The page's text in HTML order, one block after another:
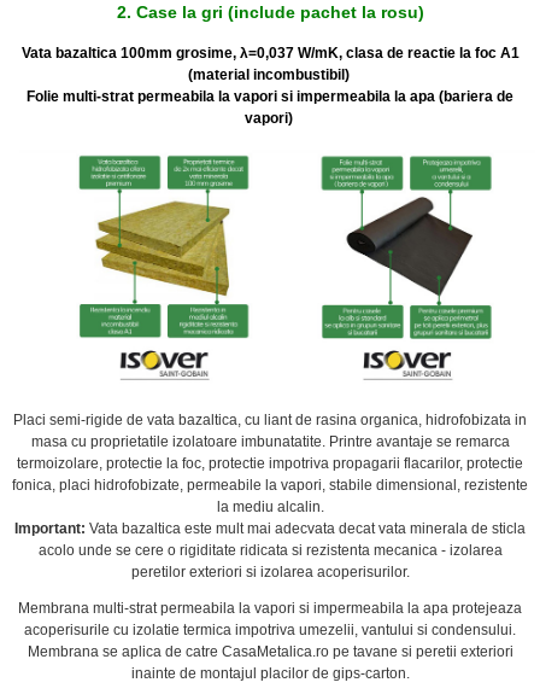
2. Case la gri (include pachet la rosu)
Vata bazaltica 100mm grosime, λ=0,037 W/mK, clasa de reactie la foc A1
(material incombustibil)
Folie multi-strat permeabila la vapori si impermeabila la apa (bariera de
vapori)
Placi semi-rigide de vata bazaltica, cu liant de rasina organica, hidrofobizata in
masa cu proprietatile izolatoare imbunatatite. Printre avantaje se remarca
termoizolare, protectie la foc, protectie impotriva propagarii flacarilor, protectie
fonica, placi hidrofobizate, permeabile la vapori, stabile dimensional, rezistente
la mediu alcalin.
Important: Vata bazaltica este mult mai adecvata decat vata minerala de sticla
acolo unde se cere o rigiditate ridicata si rezistenta mecanica - izolarea
peretilor exteriori si izolarea acoperisurilor.
Membrana multi-strat permeabila la vapori si impermeabila la apa protejeaza
acoperisurile cu izolatie termica impotriva umezelii, vantului si condensului.
Membrana se aplica de catre CasaMetalica.ro pe tavane si peretii exteriori
inainte de montajul placilor de gips-carton.